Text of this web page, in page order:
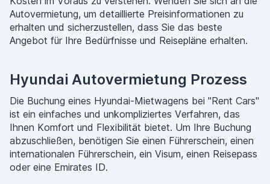
Autovermietung, um detaillierte Preisinformationen zu
erhalten und sicherzustellen, dass Sie das beste
Angebot für Ihre Bedürfnisse und Reisepläne erhalten.
Hyundai Autovermietung Prozess
Die Buchung eines Hyundai-Mietwagens bei "Rent Cars"
ist ein einfaches und unkompliziertes Verfahren, das
Ihnen Komfort und Flexibilität bietet. Um Ihre Buchung
abzuschließen, benötigen Sie einen Führerschein, einen
internationalen Führerschein, ein Visum, einen Reisepass
oder eine Emirates ID.